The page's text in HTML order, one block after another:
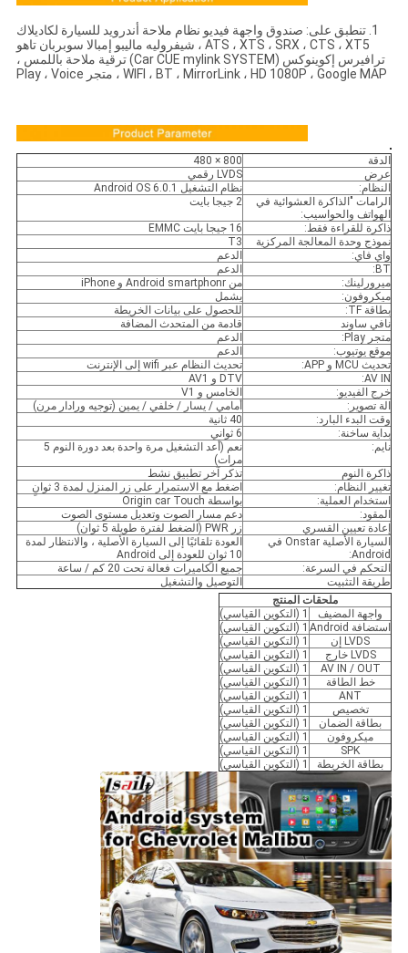
1. تنطبق على: صندوق واجهة فيديو نظام ملاحة أندرويد للسيارة لكاديلاك
ATS ، XTS ، SRX ، CTS ، XT5 ، شيفروليه ماليبو إمبالا سوبربان تاهو
ترافيرس إكوينوكس (Car CUE mylink SYSTEM) ترقية ملاحة باللمس ،
WIFI ، BT ، MirrorLink ، HD 1080P ، Google MAP ، متجر Play ، Voice
الدقة
800 × 480
عرض
LVDS رقمي
النظام:
نظام التشغيل Android OS 6.0.1
الرامات "الذاكرة العشوائية في
الهواتف والحواسيب:
2 جيجا بايت
ذاكرة للقراءة فقط:
16 جيجا بايت EMMC
نموذج وحدة المعالجة المركزية
T3
واي فاي:
الدعم
BT:
الدعم
ميرورلينك:
من Android smartphonr و iPhone
ميكروفون:
يشمل
بطاقة TF:
للحصول على بيانات الخريطة
نافي ساوند
قادمة من المتحدث المضافة
متجر Play:
الدعم
موقع يوتيوب:
الدعم
تحديث MCU و APP:
تحديث النظام عبر wifi إلى الإنترنت
AV IN:
DTV و AV1
خرج الفيديو:
الخامس و V1
الة تصوير:
أمامي / يسار / خلفي / يمين (توجيه ورادار مرن)
وقت البدء البارد:
40 ثانية
بداية ساخنة:
6 ثواني
نايم:
نعم (أعد التشغيل مرة واحدة بعد دورة النوم 5
مرات)
ذاكرة النوم
تذكر آخر تطبيق نشط
تغيير النظام:
اضغط مع الاستمرار على زر المنزل لمدة 3 ثوانٍ
استخدام العملية:
بواسطة Origin car Touch
المقود:
دعم مسار الصوت وتعديل مستوى الصوت
إعادة تعيين القسري
زر PWR (الضغط لفترة طويلة 5 ثوان)
السيارة الأصلية Onstar في
Android:
العودة تلقائيًا إلى السيارة الأصلية ، والانتظار لمدة
10 ثوانٍ للعودة إلى Android
التحكم في السرعة:
جميع الكاميرات فعالة تحت 20 كم / ساعة
طريقة التثبيت
التوصيل والتشغيل
ملحقات المنتج
واجهة المضيف
1 (التكوين القياسي)
استضافة Android
1 (التكوين القياسي)
LVDS إن
1 (التكوين القياسي)
LVDS خارج
1 (التكوين القياسي)
AV IN / OUT
1 (التكوين القياسي)
خط الطاقة
1 (التكوين القياسي)
ANT
1 (التكوين القياسي)
تخصيص
1 (التكوين القياسي)
بطاقة الضمان
1 (التكوين القياسي)
ميكروفون
1 (التكوين القياسي)
SPK
1 (التكوين القياسي)
بطاقة الخريطة
1 (التكوين القياسي)